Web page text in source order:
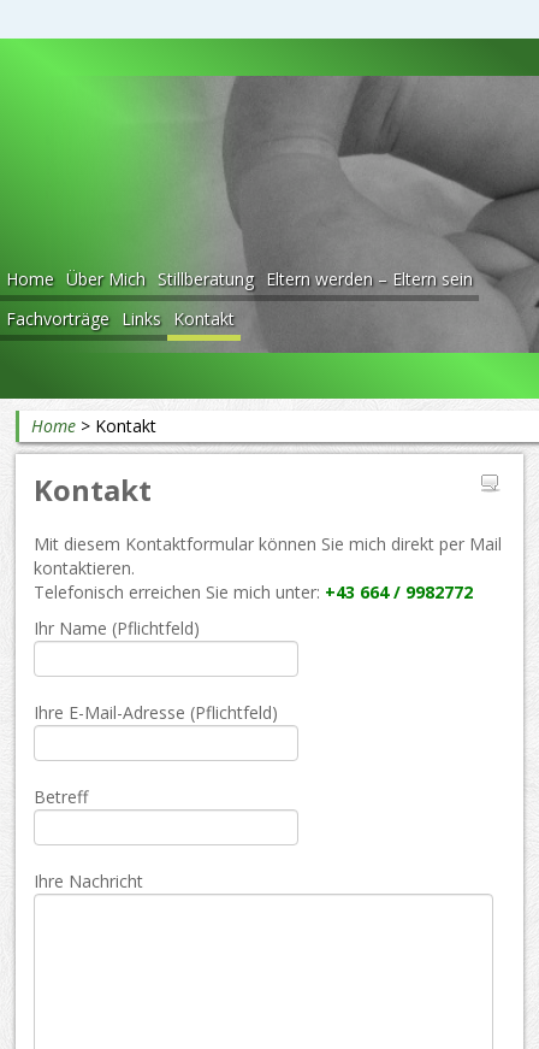
Home Über Mich Stillberatung Eltern werden – Eltern sein
Fachvorträge Links Kontakt
Beratung rund ums Baby
Home > Kontakt
Kontakt
Mit diesem Kontaktformular können Sie mich direkt per Mail
kontaktieren.
Telefonisch erreichen Sie mich unter: +43 664 / 9982772
Ihr Name (Pflichtfeld)
Ihre E-Mail-Adresse (Pflichtfeld)
Betreff
Ihre Nachricht